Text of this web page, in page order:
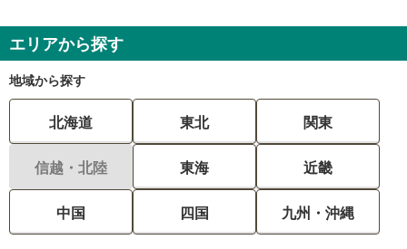
エリアから探す
地域から探す
北海道 東北 関東
信越・北陸 東海 近畿
中国 四国 九州・沖縄